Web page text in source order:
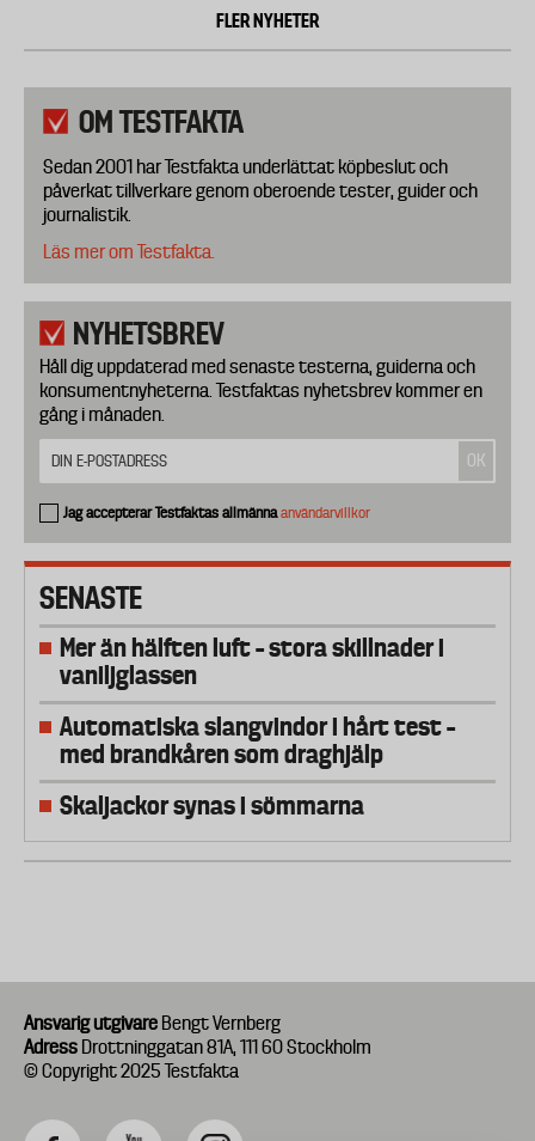
FLER NYHETER
OM TESTFAKTA
Sedan 2001 har Testfakta underlättat köpbeslut och
påverkat tillverkare genom oberoende tester, guider och
journalistik.
Läs mer om Testfakta.
NYHETSBREV
Håll dig uppdaterad med senaste testerna, guiderna och
konsumentnyheterna. Testfaktas nyhetsbrev kommer en
gång i månaden.
Jag accepterar Testfaktas allmännaanvändarvillkor
SENASTE
Mer än hälften luft – stora skillnader i
vaniljglassen
Automatiska slangvindor i hårt test –
med brandkåren som draghjälp
Skaljackor synas i sömmarna
Ansvarig utgivare Bengt Vernberg
Adress Drottninggatan 81A, 111 60 Stockholm
© Copyright 2025 Testfakta